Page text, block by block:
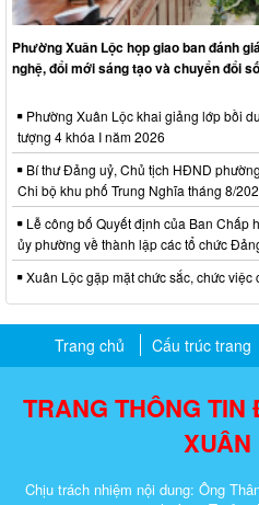
Phường Xuân Lộc họp giao ban đánh
nghệ, đổi mới sáng tạo và chuyển đổi số
Phường Xuân Lộc khai giảng lớp bồi
tượng 4 khóa I năm 2026
Bí thư Đảng uỷ, Chủ tịch HĐND
Chi bộ khu phố Trung Nghĩa tháng 8/
Lễ công bố Quyết định của Ban
ủy phường về thành lập các tổ chức
Xuân Lộc gặp mặt chức sắc, chức việc
Trang chủ Cấu trúc trang
TRANG THÔNG
XUÂN
Chịu trách nhiệm nội dung: Ông